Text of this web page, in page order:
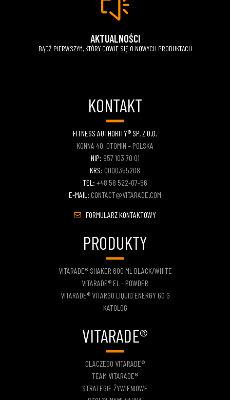
AKTUALNOŚCI
BĄDŹ PIERWSZYM, KTÓRY DOWIE SIĘ O NOWYCH PRODUKTACH
KONTAKT
FITNESS AUTHORITY® SP. Z O.O.
KONNA 40, OTOMIN – POLSKA
NIP: 957 103 70 01
KRS: 0000355208
TEL: +48 58 522-07-56
E-MAIL: CONTACT@VITARADE.COM
FORMULARZ KONTAKTOWY
PRODUKTY
VITARADE® SHAKER 600 ML BLACK/WHITE
VITARADE® EL - POWDER
VITARADE® VITARGO LIQUID ENERGY 60 G
KATOLOG
VITARADE®
DLACZEGO VITARADE®
TEAM VITARADE®
STRATEGIE ŻYWIENIOWE